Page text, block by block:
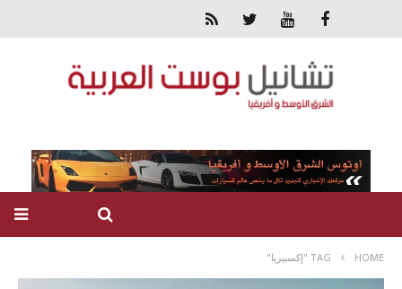
HOME TAG "إكسبيريا"